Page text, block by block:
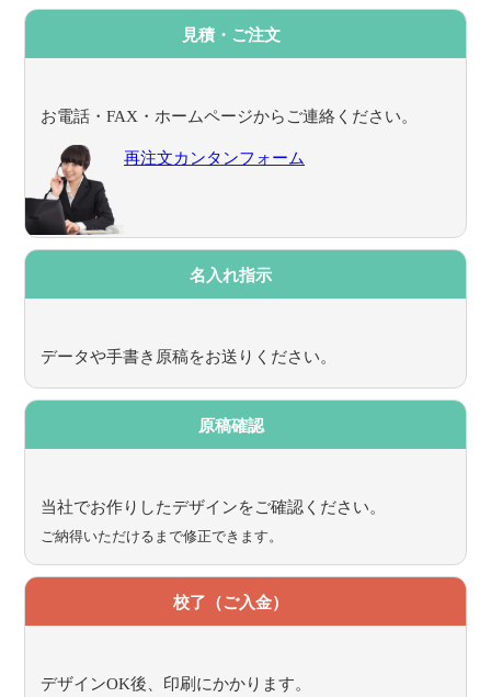
見積・ご注文
お電話・FAX・ホームページからご連絡ください。
再注文カンタンフォーム
名入れ指示
データや手書き原稿をお送りください。
原稿確認
当社でお作りしたデザインをご確認ください。
ご納得いただけるまで修正できます。
校了（ご入金）
デザインOK後、印刷にかかります。